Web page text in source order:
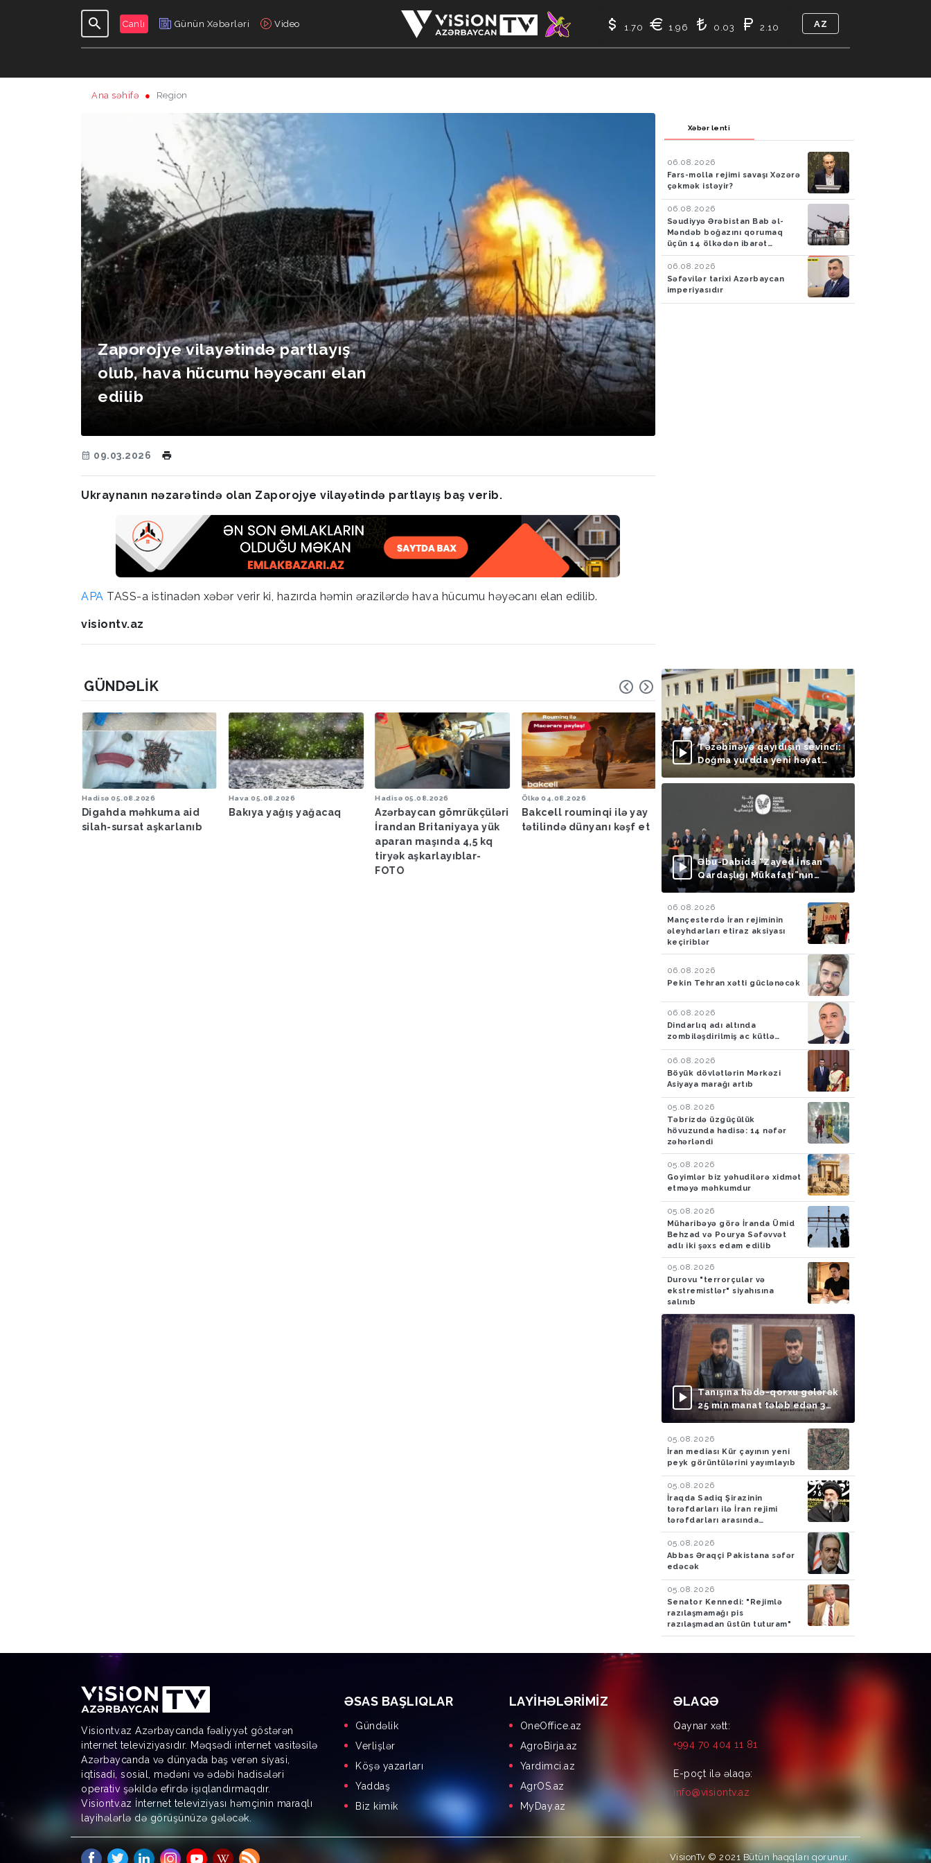
Canlı Günün Xəbərləri Video
GÜNDƏLIK
1.70 1.96 0.03 2.10 AZ
Ana səhifə Region
Zaporojye vilayətində partlayış
olub, hava hücumu həyəcanı elan
edilib
09.03.2026
Ukraynanın nəzarətində olan Zaporojye vilayətində partlayış baş verib.
APA TASS-a istinadən xəbər verir ki, hazırda həmin ərazilərdə hava hücumu həyəcanı elan edilib.
visiontv.az
GÜNDƏLIK
Hadisə 05.08.2026
Digahda məhkuma aid
silah-sursat aşkarlanıb
Hava 05.08.2026
Bakıya yağış yağacaq
Hadisə 05.08.2026
Azərbaycan gömrükçüləri
İrandan Britaniyaya yük
aparan maşında 4,5 kq
tiryək aşkarlayıblar-
FOTO
Ölkə 04.08.2026
Bakcell rouminqi ilə yay
tətilində dünyanı kəşf et
FHN: Bu il qeyri-çimərlik
ərazilərdə suda batan 40
nəfərin meyiti tapılıb, 55
nəfər xilas edilib
PHS aşkarlanıb
Xəbər lenti
06.08.2026
Fars-molla rejimi savaşı Xəzərə
çəkmək istəyir?
06.08.2026
Səudiyyə Ərəbistan Bab əl-
Məndəb boğazını qorumaq
üçün 14 ölkədən ibarət
müdafiə koalisiyası yaradıb
06.08.2026
Səfəvilər tarixi Azərbaycan
imperiyasıdır
Təzəbinəyə qayıdışın sevinci:
Doğma yurdda yeni həyat
başlayır
Əbu-Dabidə “Zayed İnsan
Qardaşlığı Mükafatı”nın
təqdimolunma mərasimi
06.08.2026
Mançesterdə İran rejiminin
əleyhdarları etiraz aksiyası
keçiriblər
06.08.2026
Pekin Tehran xətti güclənəcək
06.08.2026
Dindarlıq adı altında
zombiləşdirilmiş ac kütlə…
06.08.2026
Böyük dövlətlərin Mərkəzi
Asiyaya marağı artıb
05.08.2026
Təbrizdə üzgüçülük
hövuzunda hadisə: 14 nəfər
zəhərləndi
05.08.2026
Goyimlər biz yəhudilərə xidmət
etməyə məhkumdur
05.08.2026
Müharibəyə görə İranda Ümid
Behzad və Pourya Səfəvvət
adlı iki şəxs edam edilib
05.08.2026
Durovu "terrorçular və
ekstremistlər" siyahısına
salınıb
Tanışına hədə-qorxu gələrək
25 min manat tələb edən 3
nəfər saxlanılıb
05.08.2026
İran mediası Kür çayının yeni
peyk görüntülərini yayımlayıb
05.08.2026
İraqda Sadiq Şirazinin
tərəfdarları ilə İran rejimi
tərəfdarları arasında
toqquşma yaşanıb
05.08.2026
Abbas Əraqçi Pakistana səfər
edəcək
05.08.2026
Senator Kennedi: "Rejimlə
razılaşmamağı pis
razılaşmadan üstün tuturam"
Visiontv.az Azərbaycanda fəaliyyət göstərən
internet televiziyasıdır. Məqsədi internet vasitəsilə
Azərbaycanda və dünyada baş verən siyasi,
iqtisadi, sosial, mədəni və ədəbi hadisələri
operativ şəkildə efirdə işıqlandırmaqdır.
Visiontv.az İnternet televiziyası həmçinin maraqlı
layihələrlə də görüşünüzə gələcək.
ƏSAS BAŞLIQLAR
Gündəlik
Verlişlər
Köşə yazarları
Yaddaş
Biz kimik
LAYIHƏLƏRIMIZ
OneOffice.az
AgroBirja.az
Yardimci.az
AgrOS.az
MyDay.az
ƏLAQƏ
Qaynar xətt:
+994 70 404 11 81
E-poçt ilə əlaqə:
info@visiontv.az
VisionTv © 2021 Bütün haqqları qorunur.